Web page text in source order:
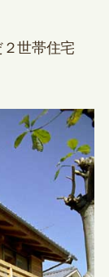
世帯住宅